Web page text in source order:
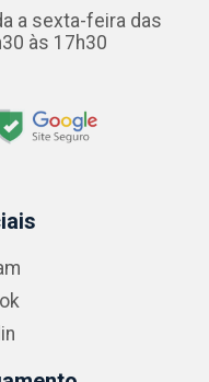
a sexta-feira das
às 17h30